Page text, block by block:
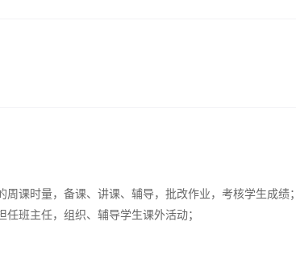
课时量，备课、讲课、辅导，批改作业，考核学生成绩；
班主任，组织、辅导学生课外活动；